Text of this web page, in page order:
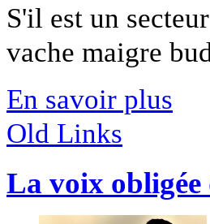
S'il est un
vache maigre
En savoir plus
Old Links
La voix obligée